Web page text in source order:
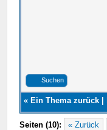
Suchen
« Ein Thema zurück
Seiten (10): « Zurück